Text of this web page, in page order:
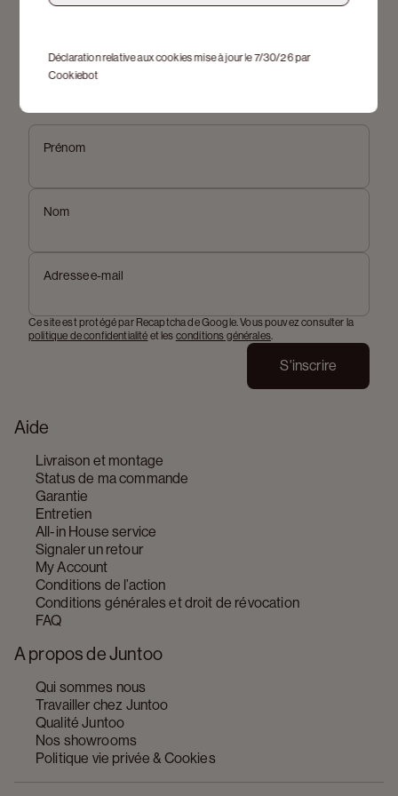
Déclaration relative aux cookies mise à jour le 7/30/26 par
Cookiebot
Aide
Livraison et montage
Status de ma commande
Garantie
Entretien
All-in House service
Signaler un retour
My Account
Conditions de l’action
Conditions générales et droit de révocation
FAQ
A propos de Juntoo
Qui sommes nous
Travailler chez Juntoo
Qualité Juntoo
Nos showrooms
Politique vie privée & Cookies
Prénom
Nom
Adresse e-mail
Ce site est protégé par Recaptcha de Google. Vous pouvez consulter la
politique de confidentialité et les conditions générales.
S'inscrire